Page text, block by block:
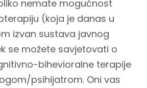
nemate mogućnost
(koja je danas u
izvan sustava javnog
se možete savjetovati o
bihevioralne terapije
psihijatrom. Oni vas